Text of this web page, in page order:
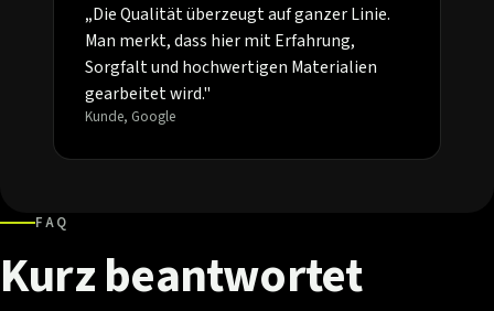
„Die Qualität überzeugt auf ganzer Linie.
Man merkt, dass hier mit Erfahrung,
Sorgfalt und hochwertigen Materialien
gearbeitet wird."
Kunde, Google
FAQ
Kurzbeantwortet